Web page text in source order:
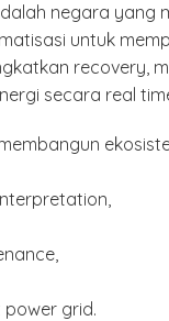
negara yang
untuk
recovery,
secara real
power grid.